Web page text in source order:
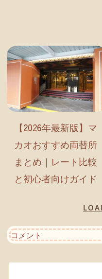
【2026年最新版】マ
カオおすすめ両替所
まとめ｜レート比較
と初心者向けガイド
コメント